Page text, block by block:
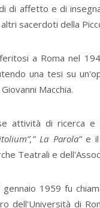
di affetto e di
sacerdoti della
a Roma nel
una tesi su
Macchia.
attività di ricerca
La Parola” e
Teatrali e
1959 fu
dell'Università di